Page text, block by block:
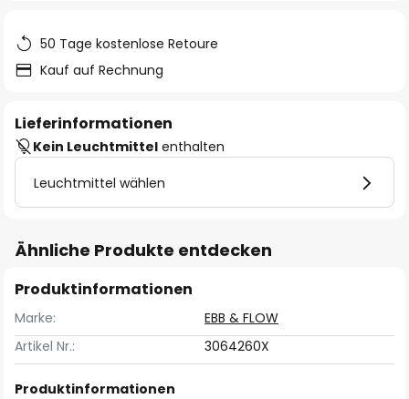
50 Tage kostenlose Retoure
Kauf auf Rechnung
Lieferinformationen
Kein Leuchtmittel enthalten
Leuchtmittel wählen
Ähnliche Produkte entdecken
Produktinformationen
Marke:
EBB & FLOW
Artikel Nr.:
3064260X
Produktinformationen